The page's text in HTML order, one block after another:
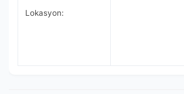
Lokasyon: